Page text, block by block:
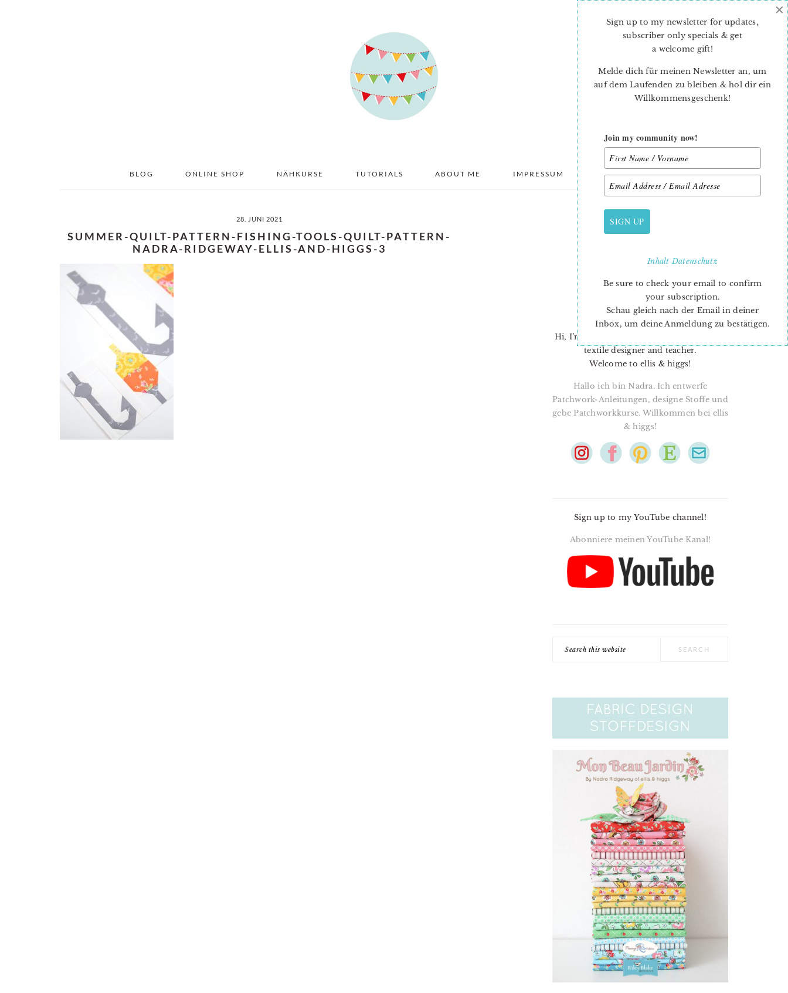
BLOG ONLINE SHOP NÄHKURSE TUTORIALS ABOUT ME IMPRESSUM DATENSCHUTZ
28. JUNI 2021
SUMMER-QUILT-PATTERN-FISHING-TOOLS-QUILT-PATTERN-
NADRA-RIDGEWAY-ELLIS-AND-HIGGS-3
PRIMARY
SIDEBAR
Hi, I’m Nadra. I’m a quilt pattern designer,
textile designer and teacher.
Welcome to ellis & higgs!
Hallo ich bin Nadra. Ich entwerfe
Patchwork-Anleitungen, designe Stoffe und
gebe Patchworkkurse. Willkommen bei ellis
& higgs!
Sign up to my YouTube channel!
Abonniere meinen YouTube Kanal!
Sign up to my newsletter for updates,
subscriber only specials & get
a welcome gift!
Melde dich für meinen Newsletter an, um
auf dem Laufenden zu bleiben & hol dir ein
Willkommensgeschenk!
Join my community now!
SIGN UP
InhaltDatenschutz
Be sure to check your email to confirm
your subscription.
Schau gleich nach der Email in deiner
Inbox, um deine Anmeldung zu bestätigen.
×